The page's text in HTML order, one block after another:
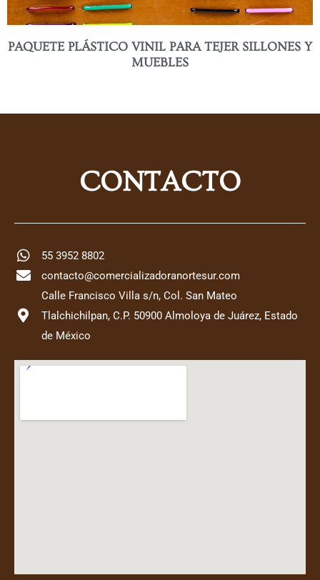
PAQUETE PLÁSTICO VINIL PARA TEJER SILLONES Y
MUEBLES
CONTACTO
55 3952 8802
contacto@comercializadoranortesur.com
Calle Francisco Villa s/n, Col. San Mateo
Tlalchichilpan, C.P. 50900 Almoloya de Juárez, Estado
de México